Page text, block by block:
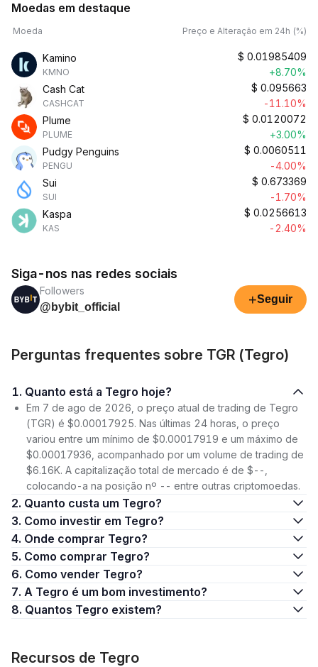
Moedas em destaque
Moeda Preço e Alteração em 24h (%)
Kamino
KMNO
$ 0.01985409
+8.70%
Cash Cat
CASHCAT
$ 0.095663
-11.10%
Plume
PLUME
$ 0.0120072
+3.00%
Pudgy Penguins
PENGU
$ 0.0060511
-4.00%
Sui
SUI
$ 0.673369
-1.70%
Kaspa
KAS
$ 0.0256613
-2.40%
Siga-nos nas redes sociais
Followers
@bybit_official
+Seguir
Perguntas frequentes sobre TGR (Tegro)
1. Quanto está a Tegro hoje?
Em 7 de ago de 2026, o preço atual de trading de Tegro
(TGR) é $0.00017925. Nas últimas 24 horas, o preço
variou entre um mínimo de $0.00017919 e um máximo de
$0.00017936, acompanhado por um volume de trading de
$6.16K. A capitalização total de mercado é de $--,
colocando-a na posição nº -- entre outras criptomoedas.
2. Quanto custa um Tegro?
3. Como investir em Tegro?
4. Onde comprar Tegro?
5. Como comprar Tegro?
6. Como vender Tegro?
7. A Tegro é um bom investimento?
8. Quantos Tegro existem?
Recursos de Tegro